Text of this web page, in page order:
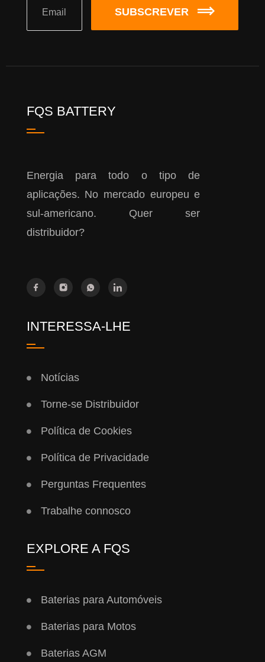
SUBSCREVER
FQS BATTERY
Energia para todo o tipo de
aplicações. No mercado europeu e
sul-americano. Quer ser
distribuidor?
INTERESSA-LHE
Notícias
Torne-se Distribuidor
Política de Cookies
Política de Privacidade
Perguntas Frequentes
Trabalhe connosco
EXPLORE A FQS
Baterias para Automóveis
Baterias para Motos
Baterias AGM